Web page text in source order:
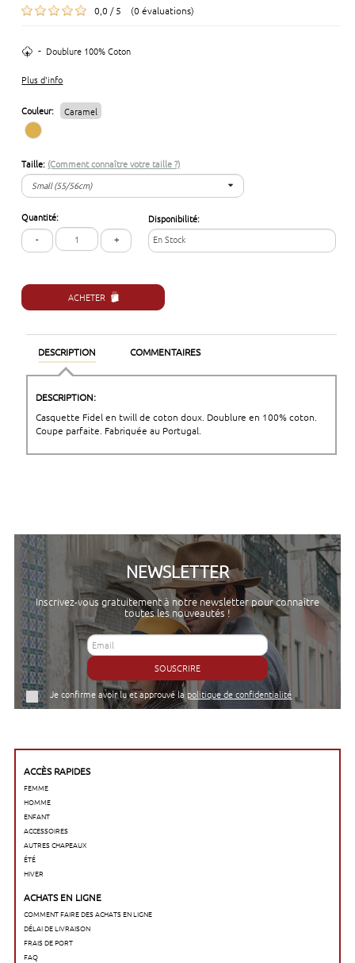
0,0 / 5 (0 évaluations)
- Doublure 100% Coton
Plus d'info
Couleur: Caramel
Taille: (Comment connaître votre taille ?)
Small (55/56cm)
Small (55/56cm)
Medium (57/58cm)
Large (59/60 cm)
Extra-Large (61/62cm)
Quantité:
-
+
Disponibilité:
En Stock
ACHETER
DESCRIPTION COMMENTAIRES
DESCRIPTION:
Casquette Fidel en twill de coton doux. Doublure en 100% coton.
Coupe parfaite. Fabriquée au Portugal.
NEWSLETTER
Inscrivez-vous gratuitement à notre newsletter pour connaître
toutes les nouveautés !
SOUSCRIRE
Je confirme avoir lu et approuvé lapolitique de confidentialité
ACCÈS RAPIDES
FEMME
HOMME
ENFANT
ACCESSOIRES
AUTRES CHAPEAUX
ÉTÉ
HIVER
ACHATS EN LIGNE
COMMENT FAIRE DES ACHATS EN LIGNE
DÉLAI DE LIVRAISON
FRAIS DE PORT
FAQ